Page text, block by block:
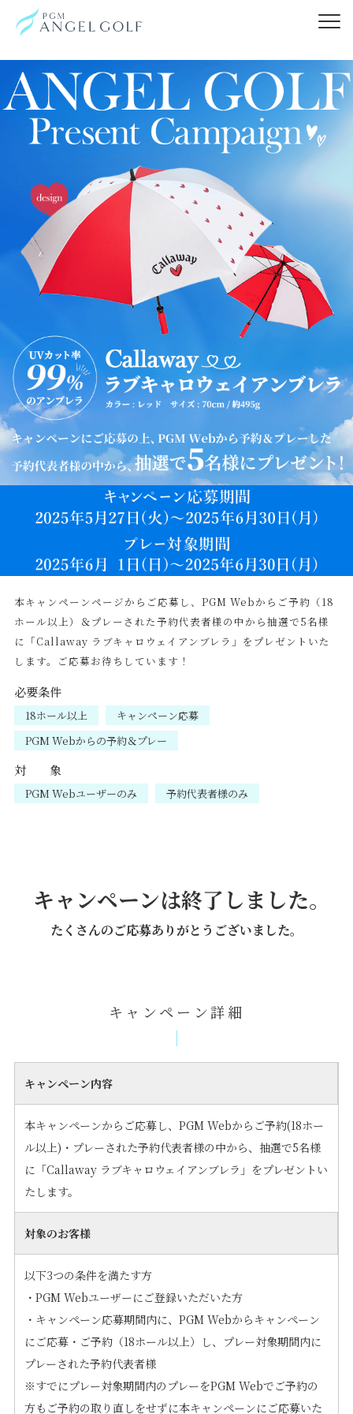
本キャンペーンページからご応募し、PGM Webからご予約（18
ホール以上）＆プレーされた予約代表者様の中から抽選で5名様
に「Callaway ラブキャロウェイアンブレラ」をプレゼントいた
します。ご応募お待ちしています！
必要条件
18ホール以上
キャンペーン応募
PGM Webからの予約＆プレー
対 象
PGM Webユーザーのみ 予約代表者様のみ
キャンペーンは終了しました。
たくさんのご応募ありがとうございました。
キャンペーン詳細
キャンペーン内容
本キャンペーンからご応募し、PGM Webからご予約(18ホー
ル以上)・プレーされた予約代表者様の中から、抽選で5名様
に「Callaway ラブキャロウェイアンブレラ」をプレゼントい
たします。
対象のお客様
以下3つの条件を満たす方
・PGM Webユーザーにご登録いただいた方
・キャンペーン応募期間内に、PGM Webからキャンペーン
にご応募・ご予約（18ホール以上）し、プレー対象期間内に
プレーされた予約代表者様
※すでにプレー対象期間内のプレーをPGM Webでご予約の
方もご予約の取り直しをせずに本キャンペーンにご応募いた